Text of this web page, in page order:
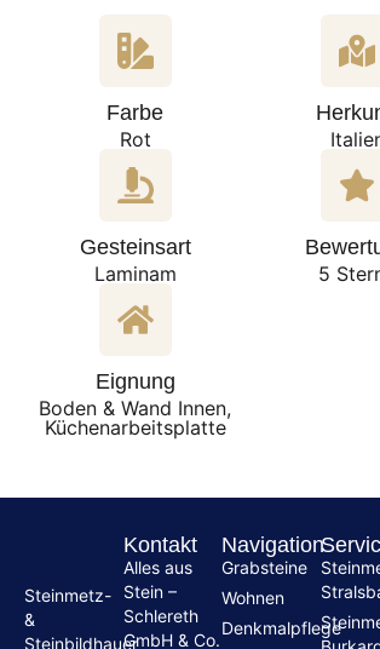
Farbe
Rot
Gesteinsart
Laminam
5
Eignung
Boden & Wand Innen,
Küchenarbeitsplatte
Steinmetz-
&
Steinbildhauer
Kontakt
Alles aus
Stein –
Schlereth
GmbH & Co.
Navigation
Grabsteine
Wohnen
Denkmalpflege